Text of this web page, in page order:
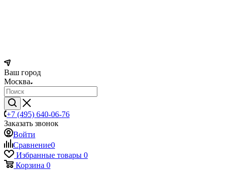
Ваш город
Москва
+7 (495) 640-06-76
Заказать звонок
Войти
Сравнение0
Избранные товары 0
Корзина 0